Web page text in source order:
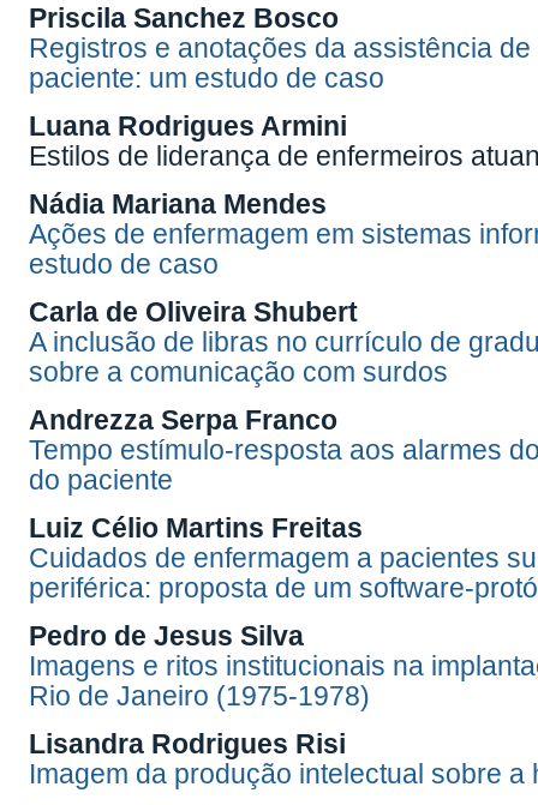
Priscila Sanchez Bosco
Registros e anotações da assistência
paciente: um estudo de caso
Luana Rodrigues Armini
Estilos de liderança de enfermeiros
Nádia Mariana Mendes
Ações de enfermagem em sistemas
estudo de caso
Carla de Oliveira Shubert
A inclusão de libras no currículo de
sobre a comunicação com surdos
Andrezza Serpa Franco
Tempo estímulo-resposta aos alarmes
do paciente
Luiz Célio Martins Freitas
Cuidados de enfermagem a pacientes
periférica: proposta de um software-
Pedro de Jesus Silva
Imagens e ritos institucionais na
Rio de Janeiro (1975-1978)
Lisandra Rodrigues Risi
Imagem da produção intelectual sobre